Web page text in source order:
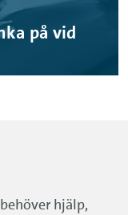
på vid
hjälp,